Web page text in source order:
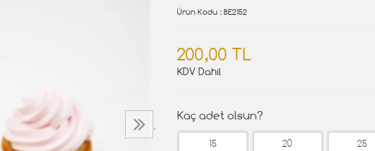
›
Ürün Kodu : BE2152
200,00 TL
KDV Dahil
Kaç adet olsun?
15
20
25